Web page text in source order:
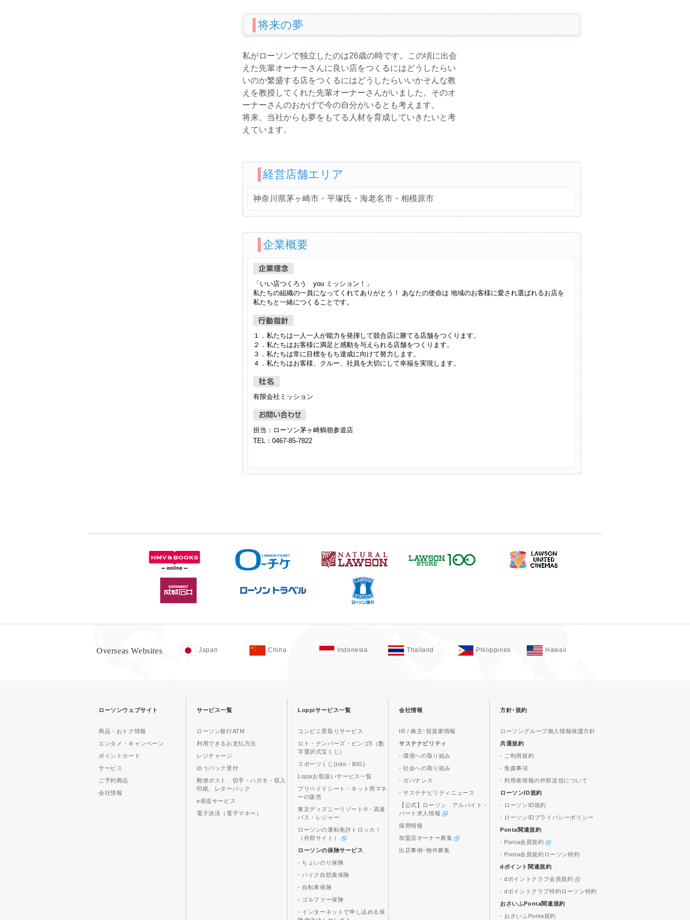
将来の夢
私がローソンで独立したのは26歳の時です。この頃に出会
えた先輩オーナーさんに良い店をつくるにはどうしたらい
いのか繁盛する店をつくるにはどうしたらいいかそんな教
えを教授してくれた先輩オーナーさんがいました。そのオ
ーナーさんのおかげで今の自分がいるとも考えます。
将来、当社からも夢をもてる人材を育成していきたいと考
えています。
経営店舗エリア
神奈川県茅ヶ崎市・平塚氏・海老名市・相模原市
企業概要
「いい店つくろう you ミッション！」
私たちの組織の一員になってくれてありがとう！ あなたの使命は 地域のお客様に愛され選ばれるお店を
私たちと一緒につくることです。
１．私たちは一人一人が能力を発揮して競合店に勝てる店舗をつくります。
２．私たちはお客様に満足と感動を与えられる店舗をつくります。
３．私たちは常に目標をもち達成に向けて努力します。
４．私たちはお客様、クルー、社員を大切にして幸福を実現します。
有限会社ミッション
担当：ローソン茅ヶ崎鶴嶺参道店
TEL：0467-85-7822
Overseas Websites Japan China Indonesia Thailand Philippines Hawaii
ローソンウェブサイト
商品・おトク情報
エンタメ・キャンペーン
ポイントカード
サービス
ご予約商品
会社情報
サービス一覧
ローソン銀行ATM
利用できるお支払方法
レジチャージ
ゆうパック受付
郵便ポスト、切手・ハガキ・収入
印紙、レターパック
e発送サービス
電子決済（電子マネー）
Loppiサービス一覧
コンビニ受取りサービス
ロト・ナンバーズ・ビンゴ5（数
字選択式宝くじ）
スポーツくじ(toto・BIG)
Loppiお取扱いサービス一覧
プリペイドシート・ネット用マネ
ーの販売
東京ディズニーリゾート®・高速
バス・レジャー
ローソンの運転免許トロッカ！
（外部サイト）
ローソンの保険サービス
- ちょいのり保険
- バイク自賠責保険
- 自転車保険
- ゴルファー保険
- インターネットで申し込める保
会社情報
IR / 株主･投資家情報
サステナビリティ
- 環境への取り組み
- 社会への取り組み
- ガバナンス
- サステナビリティニュース
【公式】ローソン アルバイト・
パート求人情報
採用情報
加盟店オーナー募集
出店事例･物件募集
方針･規約
ローソングループ個人情報保護方針
共通規約
- ご利用規約
- 免責事項
- 利用者情報の外部送信について
ローソンID規約
- ローソンID規約
- ローソンIDプライバシーポリシー
Ponta関連規約
- Ponta会員規約
- Ponta会員規約ローソン特約
dポイント関連規約
- dポイントクラブ会員規約
- dポイントクラブ特約ローソン特約
おさいふPonta関連規約
- おさいふPonta規約